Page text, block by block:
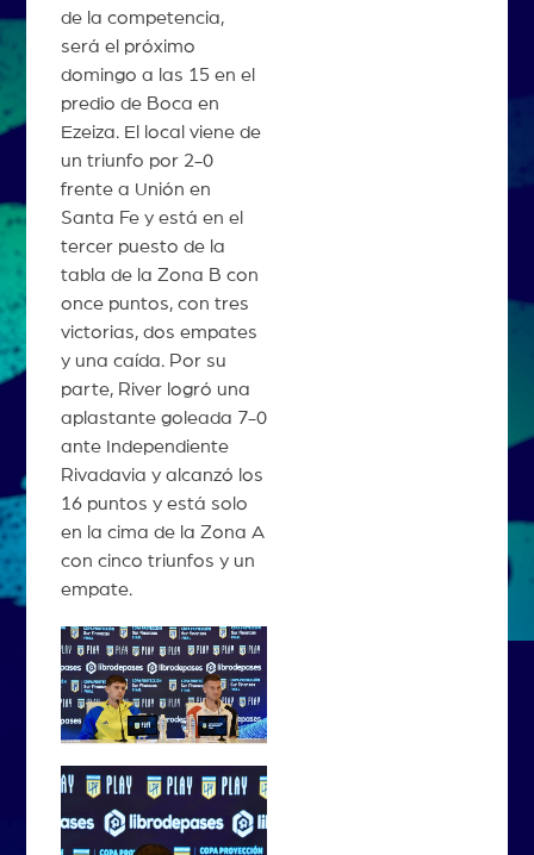
de la competencia,
será el próximo
domingo a las 15 en el
predio de Boca en
Ezeiza. El local viene de
un triunfo por 2-0
frente a Unión en
Santa Fe y está en el
tercer puesto de la
tabla de la Zona B con
once puntos, con tres
victorias, dos empates
y una caída. Por su
parte, River logró una
aplastante goleada 7-0
ante Independiente
Rivadavia y alcanzó los
16 puntos y está solo
en la cima de la Zona A
con cinco triunfos y un
empate.